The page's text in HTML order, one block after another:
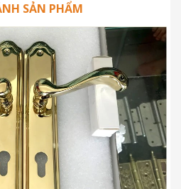
SẢN PHẨM